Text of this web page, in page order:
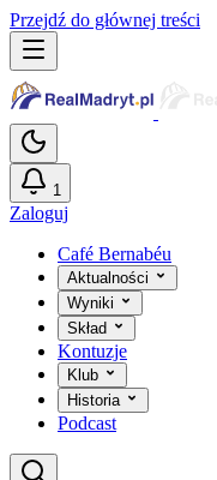
Przejdź do głównej treści
1
Zaloguj
Café Bernabéu
Aktualności
Wyniki
Skład
Kontuzje
Klub
Historia
Podcast